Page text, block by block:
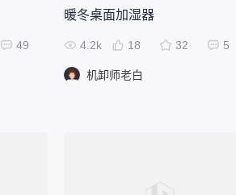
49
暖冬桌面加湿器
4.2k 18 32 5
机卸师老白